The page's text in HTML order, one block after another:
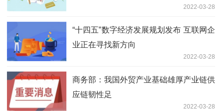
2022-03-28
“十四五”数字经济发展规划发布 互联网企
业正在寻找新方向
2022-03-28
商务部：我国外贸产业基础雄厚产业链供
应链韧性足
2022-03-28